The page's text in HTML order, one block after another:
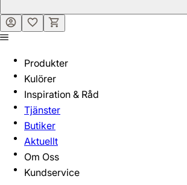
Produkter
Kulörer
Inspiration & Råd
Tjänster
Butiker
Aktuellt
Om Oss
Kundservice